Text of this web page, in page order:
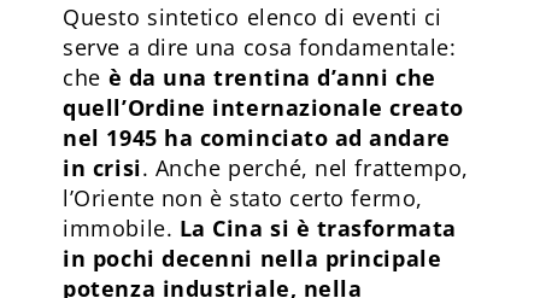
Questo sintetico elenco di eventi ci
serve a dire una cosa fondamentale:
che è da una trentina d’anni che
quell’Ordine internazionale creato
nel 1945 ha cominciato ad andare
in crisi. Anche perché, nel frattempo,
l’Oriente non è stato certo fermo,
immobile. La Cina si è trasformata
in pochi decenni nella principale
potenza industriale, nella